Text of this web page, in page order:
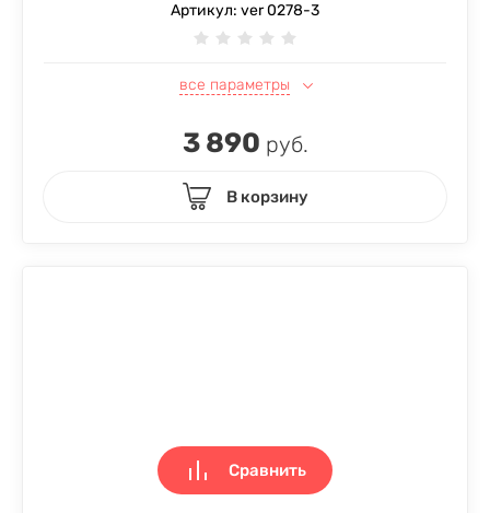
Артикул: ver 0278-3
все параметры
3 890 руб.
В корзину
Сравнить